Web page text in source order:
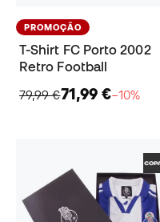
PROMOÇÃO
T-Shirt FC Porto 2002
Retro Football
79,99 €71,99 €−10%